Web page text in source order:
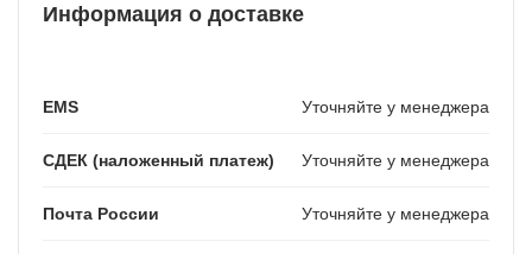
Информация о доставке
EMS Уточняйте у менеджера
СДЕК (наложенный платеж) Уточняйте у менеджера
Почта России Уточняйте у менеджера